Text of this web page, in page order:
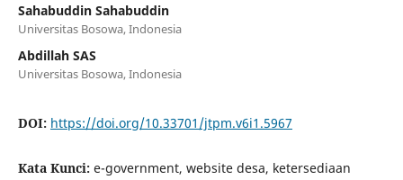
Sahabuddin Sahabuddin
Universitas Bosowa, Indonesia
Abdillah SAS
Universitas Bosowa, Indonesia
DOI: https://doi.org/10.33701/jtpm.v6i1.5967
Kata Kunci: e-government, website desa, ketersediaan